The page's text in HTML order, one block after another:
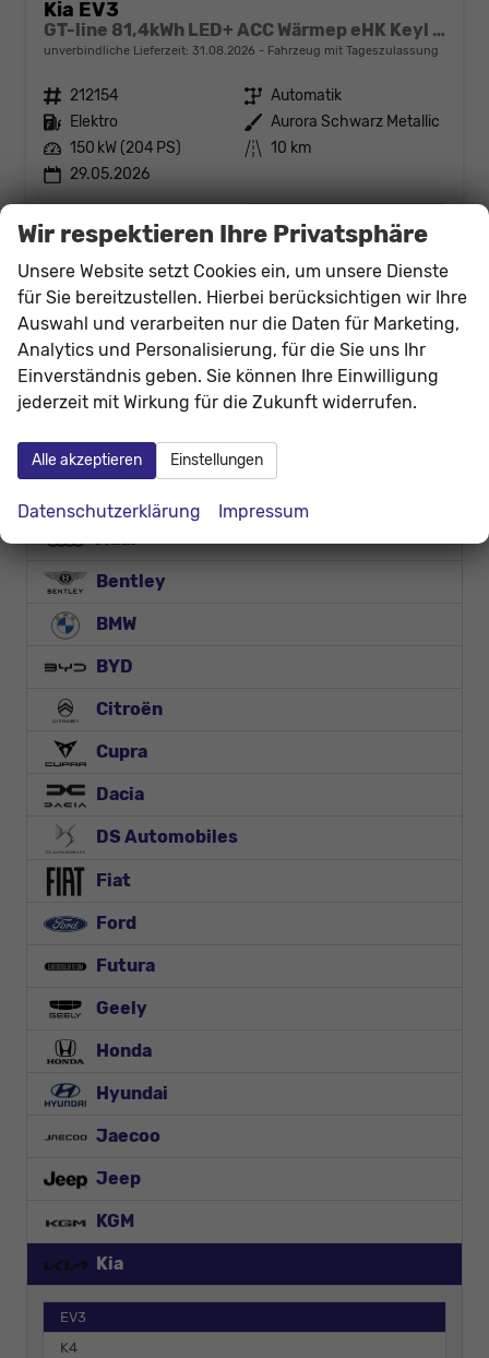
Kia EV3
GT-line 81,4kWh LED+ ACC Wärmep eHK Keyl SHZ
unverbindliche Lieferzeit: 31.08.2026 Fahrzeug mit Tageszulassung
Fahrzeugnr. 212154 Getriebe Automatik
Kraftstoff Elektro Außenfarbe Aurora Schwarz Metallic
Leistung 150 kW (204 PS) Kilometerstand 10 km
29.05.2026
42.929,– €
incl. 19% MwSt.
Details
Stromverbrauch kombiniert: 15,40 kWh/100km
Elektrische Reichweite:
590 km
CO -Klasse: A
CO2-Emissionen:0 g/km
Fahrzeugnr.
Abarth
Bentley
BMW
BYD
Citroën
Cupra
Dacia
DS Automobiles
Fiat
Ford
Futura
Geely
Honda
Hyundai
Jaecoo
Jeep
KGM
Kia
EV3
K4
Wir respektieren Ihre Privatsphäre
Unsere Website setzt Cookies ein, um unsere Dienste
für Sie bereitzustellen. Hierbei berücksichtigen wir Ihre
Auswahl und verarbeiten nur die Daten für Marketing,
Analytics und Personalisierung, für die Sie uns Ihr
Einverständnis geben. Sie können Ihre Einwilligung
jederzeit mit Wirkung für die Zukunft widerrufen.
Alle akzeptieren Einstellungen
Datenschutzerklärung Impressum